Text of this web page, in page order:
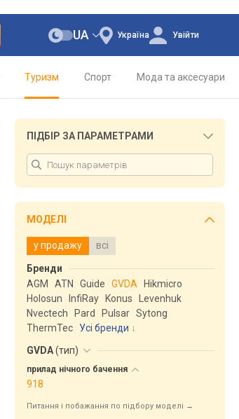
Україна
UA Увійти
Туризм Спорт Мода та аксесуари
ПІДБІР ЗА ПАРАМЕТРАМИ
МОДЕЛІ
у продажу всі
Бренди
AGM
ATN Guide GVDA
Hikmicro
Holosun
InfiRay Konus
Levenhuk
Nvectech
Pard Pulsar Sytong
ThermTec
Усі бренди
GVDA(тип)
прилад нічного бачення
918
Питання і побажання по підбору моделі →